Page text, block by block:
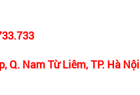
Q. Nam Từ Liêm, TP. Hà Nội